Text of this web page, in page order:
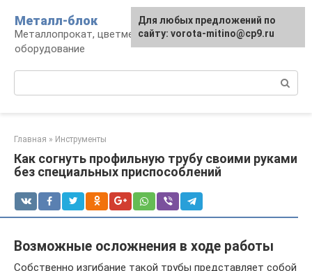
контенту
Металл-блок
Металлопрокат, цветмет, обработка и
оборудование
Главная » Инструменты
Как согнуть профильную трубу своими руками
без специальных приспособлений
Возможные осложнения в ходе работы
Собственно изгибание такой трубы представляет собой
Для любых предложений по
сайту: vorota-mitino@cp9.ru